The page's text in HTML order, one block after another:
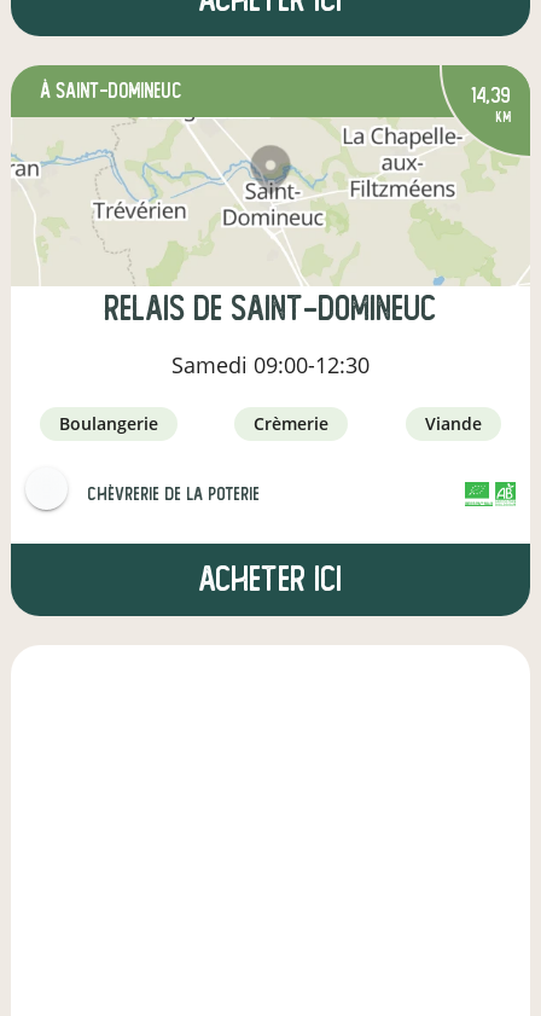
à Saint-Domineuc 14,39
km
Relais de Saint-Domineuc
Samedi 09:00-12:30
boulangerie crèmerie viande
Chèvrerie de la Poterie
Acheter ici